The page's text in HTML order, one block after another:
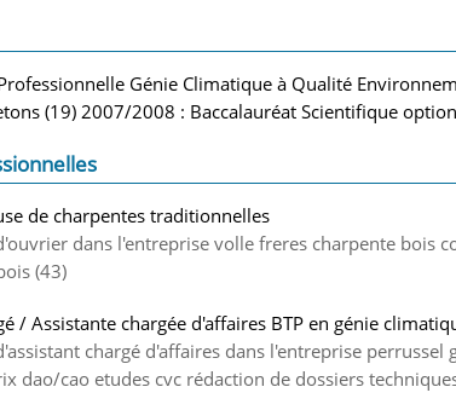
Génie Climatique à Qualité
(19) 2007/2008 : Baccalauréat Scientifique
de charpentes traditionnelles
dans l'entreprise volle freres charpente bois
(43)
/ Assistante chargée d'affaires BTP en génie
chargé d'affaires dans l'entreprise perrussel
dao/cao etudes cvc rédaction de dossiers